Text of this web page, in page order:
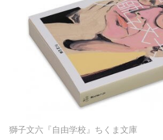
獅子文六『自由学校』ちくま文庫